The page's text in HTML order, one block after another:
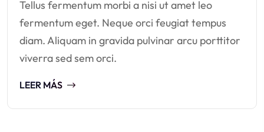
Tellus fermentum morbi a nisi ut amet leo
fermentum eget. Neque orci feugiat tempus
diam. Aliquam in gravida pulvinar arcu porttitor
viverra sed sem orci.
LEER MÁS